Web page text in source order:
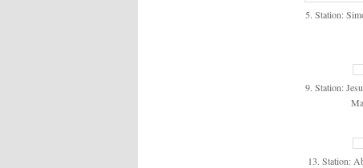
5. Station:
9. Station:
13. Station: